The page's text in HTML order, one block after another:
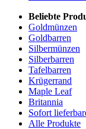
Beliebte
Goldmünzen
Goldbarren
Silbermünzen
Silberbarren
Tafelbarren
Krügerrand
Maple Leaf
Britannia
Sofort
Alle Produkte